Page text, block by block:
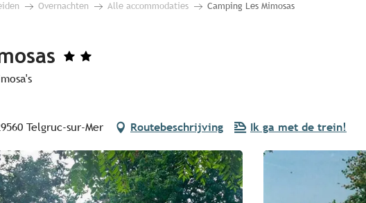
Overnachten Alle accommodaties Camping Les Mimosas
Telgruc-sur-Mer Routebeschrijving Ik ga met de trein!